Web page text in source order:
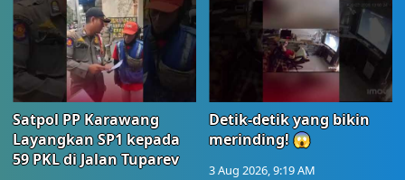
Satpol PP Karawang
Layangkan SP1 kepada
59 PKL di Jalan Tuparev
Detik-detik yang bikin
merinding! 😱
3 Aug 2026, 9:19 AM